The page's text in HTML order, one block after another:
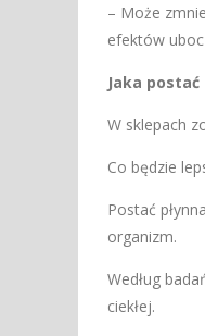
– Może
efektów
Jaka
W sklepach
Co będzie
Postać
organizm.
Według
ciekłej.